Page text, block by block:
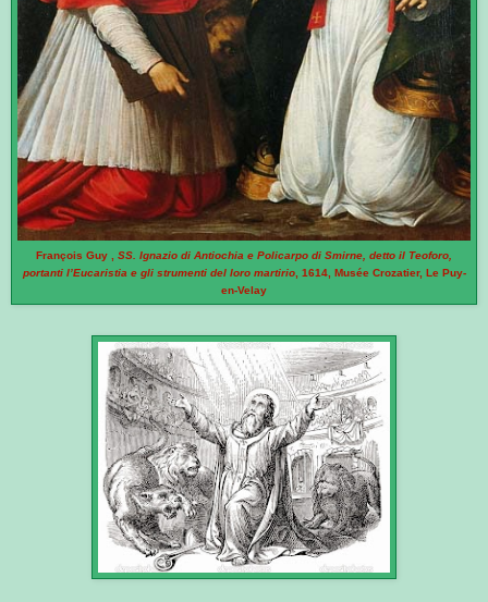
François Guy
SS. Ignazio di Antiochia e Policarpo di Smirne, detto il Teoforo,
portanti l’Eucaristia e gli strumenti del loro martirio, 1614, Musée Crozatier, Le Puy-
en-Velay